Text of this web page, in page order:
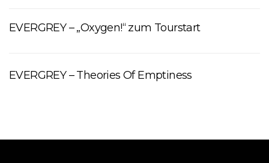
EVERGREY – „Oxygen!“ zum Tourstart
EVERGREY – Theories Of Emptiness